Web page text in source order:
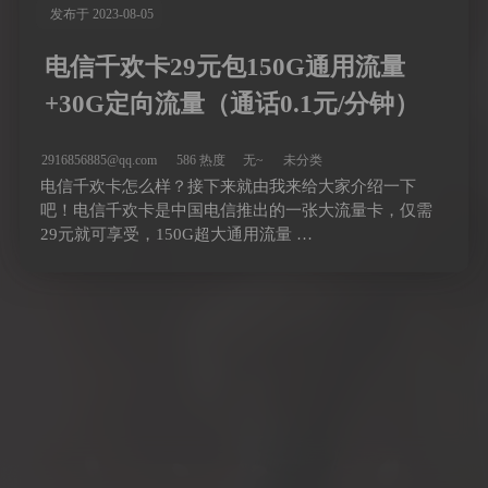
发布于 2023-08-05
电信千欢卡29元包150G通用流量
+30G定向流量（通话0.1元/分钟）
2916856885@qq.com 586 热度 无~ 未分类
电信千欢卡怎么样？接下来就由我来给大家介绍一下
吧！电信千欢卡是中国电信推出的一张大流量卡，仅需
29元就可享受，150G超大通用流量 …